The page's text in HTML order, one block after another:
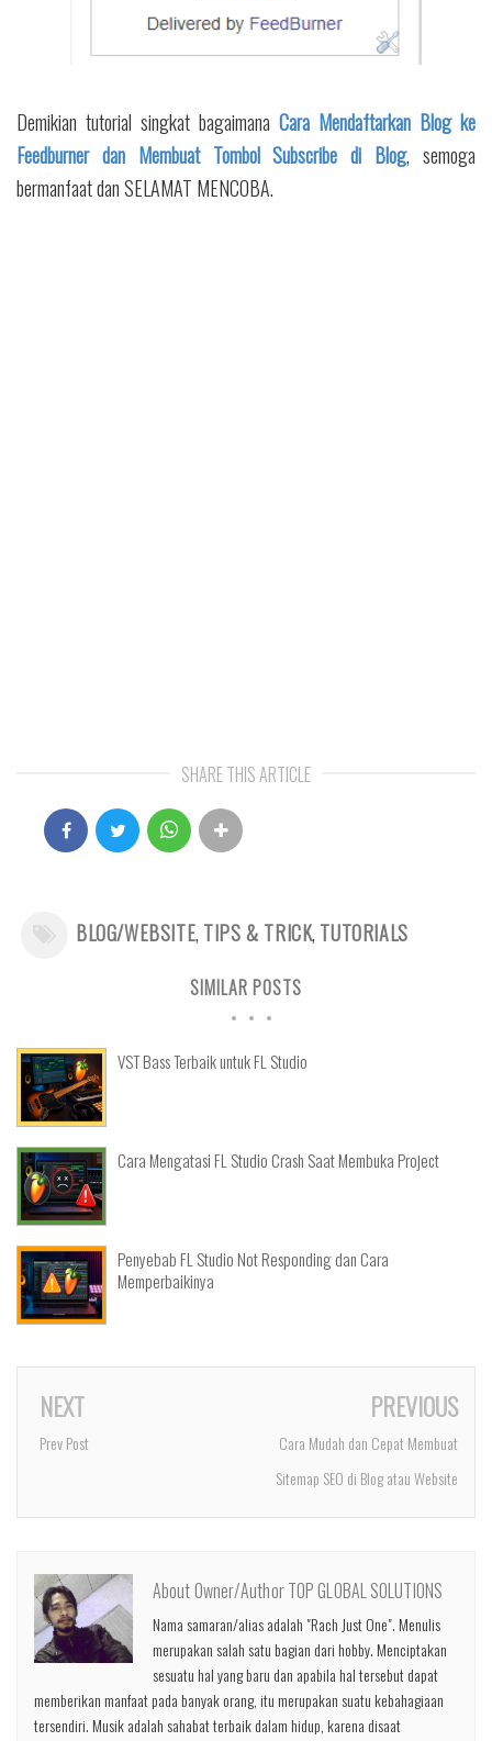
Demikian tutorial singkat bagaimana Cara Mendaftarkan Blog ke
Feedburner dan Membuat Tombol Subscribe di Blog, semoga
bermanfaat dan SELAMAT MENCOBA.
SHARE THIS ARTICLE
BLOG/WEBSITE, TIPS & TRICK, TUTORIALS
SIMILAR POSTS
VST Bass Terbaik untuk FL Studio
Cara Mengatasi FL Studio Crash Saat Membuka Project
Penyebab FL Studio Not Responding dan Cara
Memperbaikinya
NEXT
Prev Post
PREVIOUS
Cara Mudah dan Cepat Membuat
Sitemap SEO di Blog atau Website
About Owner/Author TOP GLOBAL SOLUTIONS
Nama samaran/alias adalah "Rach Just One". Menulis
merupakan salah satu bagian dari hobby. Menciptakan
sesuatu hal yang baru dan apabila hal tersebut dapat
memberikan manfaat pada banyak orang, itu merupakan suatu kebahagiaan
tersendiri. Musik adalah sahabat terbaik dalam hidup, karena disaat